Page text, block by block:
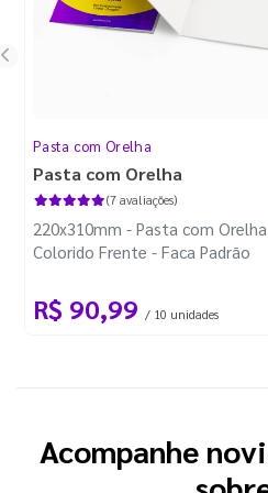
Pasta com Orelha
Pasta com Orelha
(7 avaliações)
220x310mm - Pasta com
Colorido Frente - Faca Padrão
R$ 90,99 / 10 unidades
Acompanhe